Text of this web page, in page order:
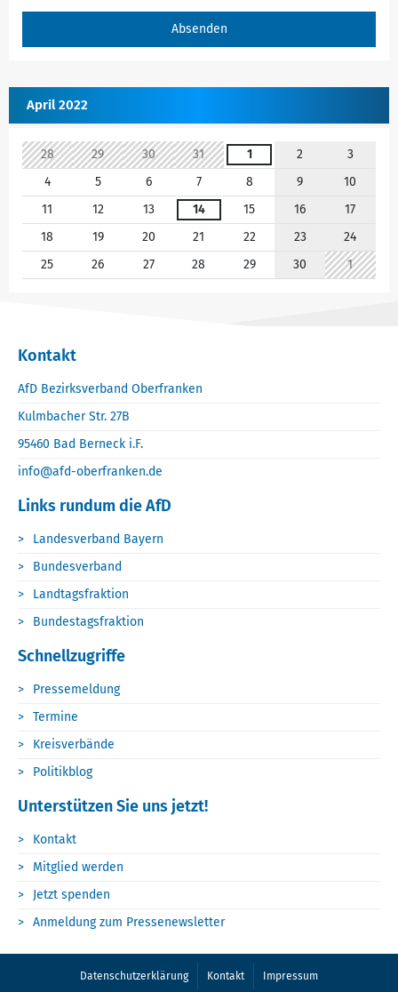
April 2022
28 29 30 31 1 2
3
4
5 6 7 8 9
10
11
12 13 14 15 16
17
18
19 20 21 22 23
24
25
26 27 28 29 30 1
Kontakt
AfD Bezirksverband Oberfranken
Kulmbacher Str. 27B
95460 Bad Berneck i.F.
info@afd-oberfranken.de
Links rundum die AfD
Landesverband Bayern
Bundesverband
Landtagsfraktion
Bundestagsfraktion
Schnellzugriffe
Pressemeldung
Termine
Kreisverbände
Politikblog
Unterstützen Sie uns jetzt!
Kontakt
Mitglied werden
Jetzt spenden
Anmeldung zum Pressenewsletter
Datenschutzerklärung Kontakt Impressum